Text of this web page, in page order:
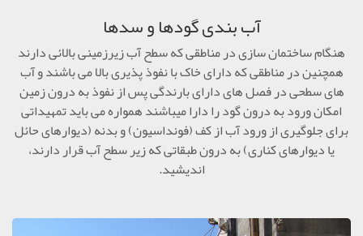
آب بندی گودها و سدها
هنگام ساختمان سازی در مناطقی که سطح آب زیرزمینی بالائی دارند
همچنین در مناطقی که دارای خاک با نفوذ پذیری بالا می باشند و آب
های سطحی در فصل های دارای بارندگی پس از نفوذ به درون زمین
امکان ورود به درون گود را دارا میباشند همواره می باید تمهیداتی
برای جلوگیری از ورود آب از کف (فونداسیون) و بدنه (دیوارهای حائل
یا دیوارهای کناری) به درون طبقاتی که زیر سطح آب قرار دارند،
اندیشید.